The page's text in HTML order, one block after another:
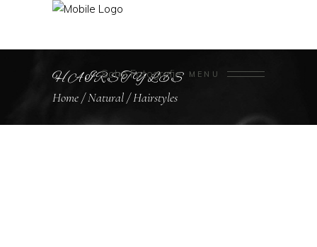
Sobe Fotografie MENU
HAIRSTYLES
Home/Natural/Hairstyles